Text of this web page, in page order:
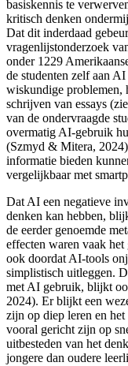
basiskennis te
kritisch denken
Dat dit inderdaad
vragenlijstonderzoek
onder 1229
de studenten zelf aan
wiskundige problemen,
schrijven van essays
van de ondervraagde
overmatig AI-gebruik
(Szmyd & Mitera,
informatie bieden
vergelijkbaar met
Dat AI een negatieve
denken kan hebben,
de eerder genoemde
effecten waren vaak
ook doordat AI-tools
simplistisch uitleggen.
met AI gebruik, blijkt
2024). Er blijkt een
zijn op diep leren en
vooral gericht zijn op
uitbesteden van het
jongere dan oudere